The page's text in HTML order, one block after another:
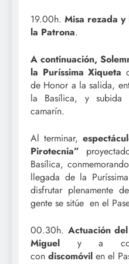
19.00h. Misa rezada
la Patrona.
A continuación,
la Puríssima Xiqueta
de Honor a la salida,
la Basílica, y subida
camarín.
Al terminar,
Pirotecnia”
Basílica,
llegada de la
disfrutar plenamente
gente se sitúe en el
00.30h. Actuación
Miguel y a
con discomóvil en el